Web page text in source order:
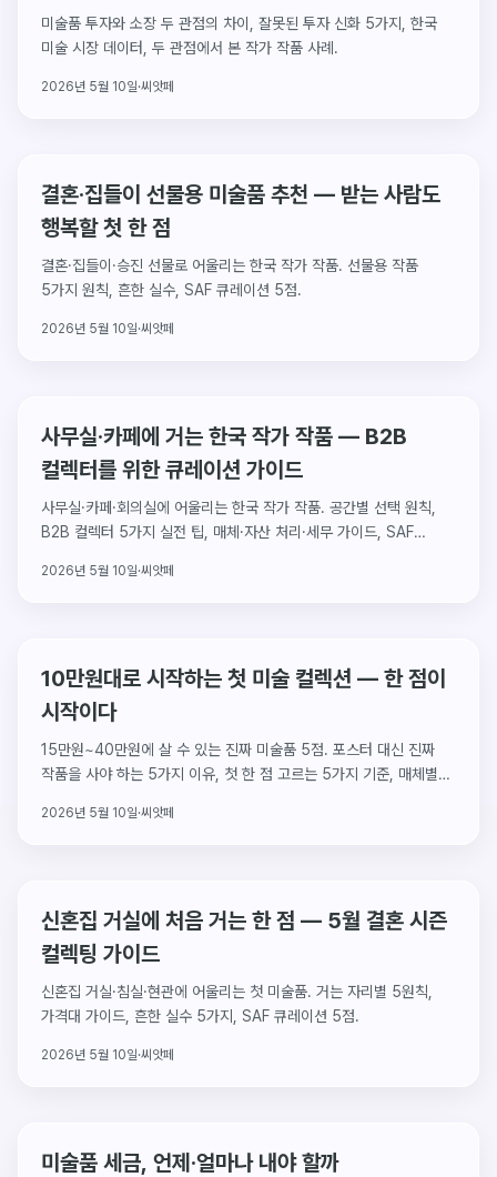
미술품 투자와 소장 두 관점의 차이, 잘못된 투자 신화 5가지, 한국
미술 시장 데이터, 두 관점에서 본 작가 작품 사례.
2026년 5월 10일·씨앗페
결혼·집들이 선물용 미술품 추천 — 받는 사람도
행복할 첫 한 점
결혼·집들이·승진 선물로 어울리는 한국 작가 작품. 선물용 작품
5가지 원칙, 흔한 실수, SAF 큐레이션 5점.
2026년 5월 10일·씨앗페
사무실·카페에 거는 한국 작가 작품 — B2B
컬렉터를 위한 큐레이션 가이드
사무실·카페·회의실에 어울리는 한국 작가 작품. 공간별 선택 원칙,
B2B 컬렉터 5가지 실전 팁, 매체·자산 처리·세무 가이드, SAF
2026년 5월 10일·씨앗페
10만원대로 시작하는 첫 미술 컬렉션 — 한 점이
시작이다
15만원~40만원에 살 수 있는 진짜 미술품 5점. 포스터 대신 진짜
작품을 사야 하는 5가지 이유, 첫 한 점 고르는 5가지 기준, 매체별
2026년 5월 10일·씨앗페
신혼집 거실에 처음 거는 한 점 — 5월 결혼 시즌
컬렉팅 가이드
신혼집 거실·침실·현관에 어울리는 첫 미술품. 거는 자리별 5원칙,
가격대 가이드, 흔한 실수 5가지, SAF 큐레이션 5점.
2026년 5월 10일·씨앗페
미술품 세금, 언제·얼마나 내야 할까